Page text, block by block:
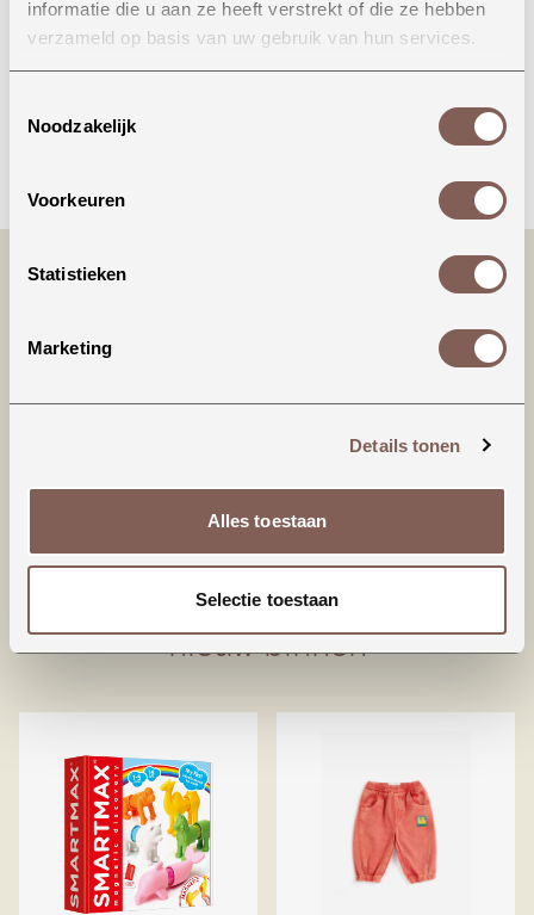
informatie die u aan ze heeft verstrekt of die ze hebben
verzameld op basis van uw gebruik van hun services.
Noodzakelijk
Voorkeuren
Statistieken
Marketing
Details tonen
Alles toestaan
Selectie toestaan
Onze winkel in Uden
Bekijk openingstijden
Productinformatie
95% Biologisch katoen
5% Elastaan
nieuw binnen